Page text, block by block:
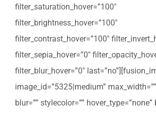
filter_saturation_hover=”100″
filter_brightness_hover=”100″
filter_contrast_hover=”100″
filter_sepia_hover=”0″
filter_blur_hover=”0″
image_id=”5325|medium”
blur=”” stylecolor=”” hover_type=”none”